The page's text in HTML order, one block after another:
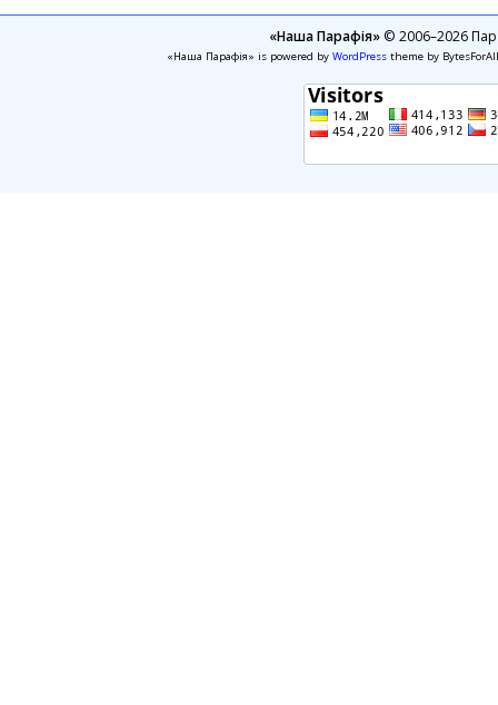
«Наша Парафія»© 2006–2026
«Наша Парафія» is powered by WordPresstheme by